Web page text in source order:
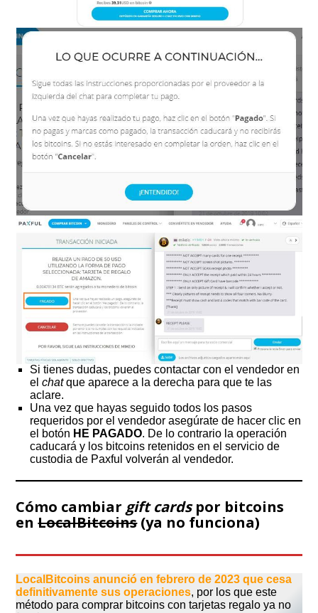
Si tienes dudas, puedes contactar con el vendedor en
elchatque aparece a la derecha para que te las
aclare.
Una vez que hayas seguido todos los pasos
requeridos por el vendedor asegúrate de hacer clic en
el botón HE PAGADO. De lo contrario la operación
caducará y los bitcoins retenidos en el servicio de
custodia de Paxful volverán al vendedor.
Cómo cambiar gift cardspor bitcoins
enLocalBitcoins(ya no funciona)
LocalBitcoins anunció en febrero de 2023 que cesa
definitivamente sus operaciones, por los que este
método para comprar bitcoins con tarjetas regalo ya no